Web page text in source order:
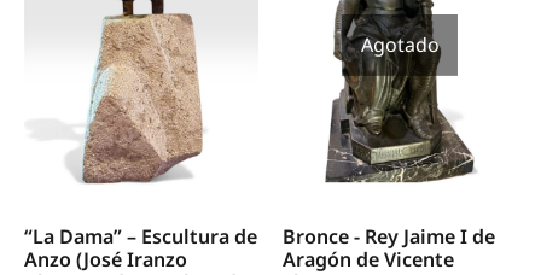
“La Dama” – Escultura de
Anzo (José Iranzo
Agotado
Bronce - Rey Jaime I de
Aragón de Vicente